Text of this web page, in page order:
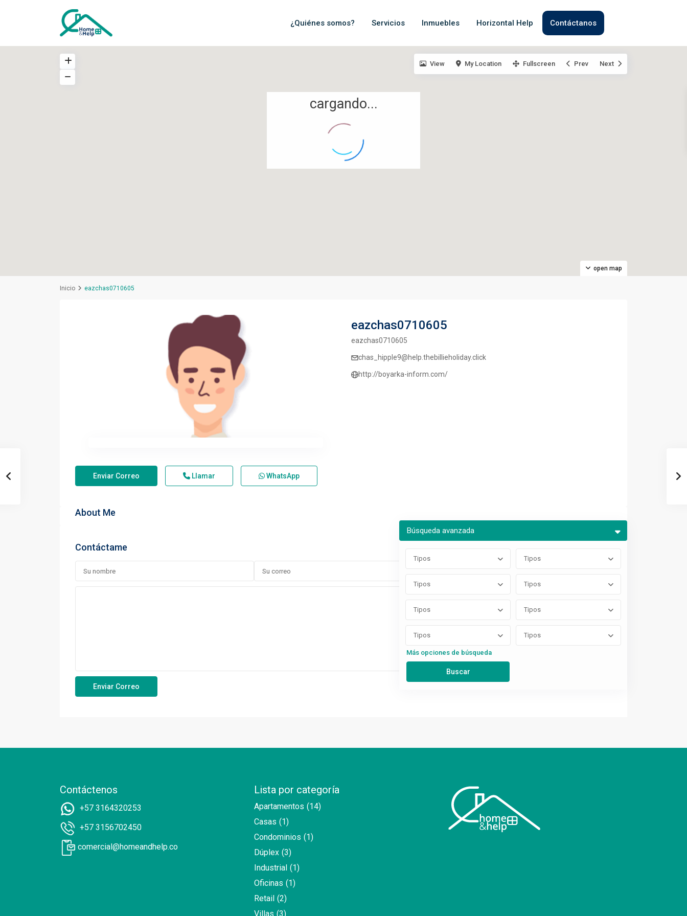
¿Quiénes somos? Servicios Inmuebles Horizontal Help Contáctanos
cargando...
open map
View My Location Fullscreen Prev Next
Búsqueda avanzada
Tipos Tipos
Tipos Tipos
Tipos Tipos
Tipos Tipos
Más opciones de búsqueda
Inicio eazchas0710605
eazchas0710605
eazchas0710605
chas_hipple9@help.thebillieholiday.click
http://boyarka-inform.com/
Enviar Correo Llamar WhatsApp
About Me
Contáctame
Contáctenos
+57 3164320253
+57 3156702450
comercial@homeandhelp.co
Lista por categoría
Apartamentos (14)
Casas (1)
Condominios (1)
Dúplex (3)
Industrial (1)
Oficinas (1)
Retail (2)
Villas (3)